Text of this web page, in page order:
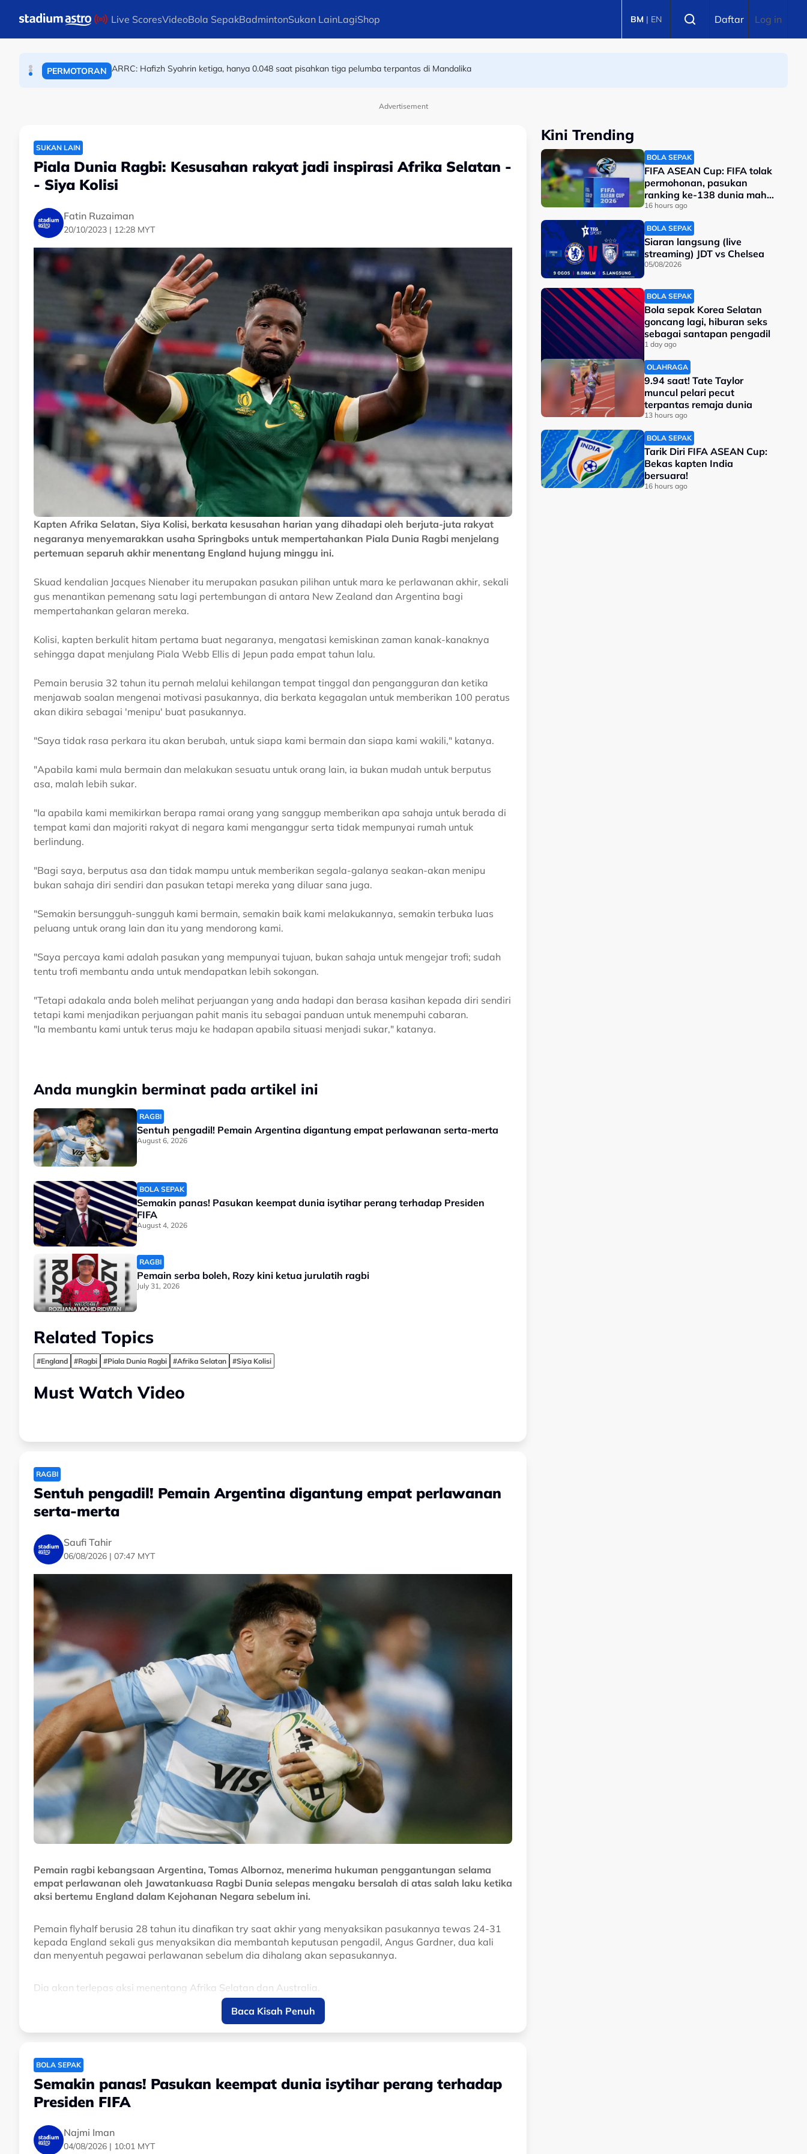
Live ScoresVideoBola SepakBadmintonSukan LainLagiShop BM | EN Daftar Log in
PERMOTORAN
ANGKAT BERAT Angkat berat rayu dipertandingkan dalam MSSM
Advertisement
SUKAN LAIN
Piala Dunia Ragbi: Kesusahan rakyat jadi inspirasi Afrika Selatan -
- Siya Kolisi
Fatin Ruzaiman
20/10/2023 | 12:28 MYT
Kapten Afrika Selatan, Siya Kolisi, berkata kesusahan harian yang dihadapi oleh berjuta-juta rakyat
negaranya menyemarakkan usaha Springboks untuk mempertahankan Piala Dunia Ragbi menjelang
pertemuan separuh akhir menentang England hujung minggu ini.
Skuad kendalian Jacques Nienaber itu merupakan pasukan pilihan untuk mara ke perlawanan akhir, sekali
gus menantikan pemenang satu lagi pertembungan di antara New Zealand dan Argentina bagi
mempertahankan gelaran mereka.
Kolisi, kapten berkulit hitam pertama buat negaranya, mengatasi kemiskinan zaman kanak-kanaknya
sehingga dapat menjulang Piala Webb Ellis di Jepun pada empat tahun lalu.
Pemain berusia 32 tahun itu pernah melalui kehilangan tempat tinggal dan pengangguran dan ketika
menjawab soalan mengenai motivasi pasukannya, dia berkata kegagalan untuk memberikan 100 peratus
akan dikira sebagai 'menipu' buat pasukannya.
"Saya tidak rasa perkara itu akan berubah, untuk siapa kami bermain dan siapa kami wakili," katanya.
"Apabila kami mula bermain dan melakukan sesuatu untuk orang lain, ia bukan mudah untuk berputus
asa, malah lebih sukar.
"Ia apabila kami memikirkan berapa ramai orang yang sanggup memberikan apa sahaja untuk berada di
tempat kami dan majoriti rakyat di negara kami menganggur serta tidak mempunyai rumah untuk
berlindung.
"Bagi saya, berputus asa dan tidak mampu untuk memberikan segala-galanya seakan-akan menipu
bukan sahaja diri sendiri dan pasukan tetapi mereka yang diluar sana juga.
"Semakin bersungguh-sungguh kami bermain, semakin baik kami melakukannya, semakin terbuka luas
peluang untuk orang lain dan itu yang mendorong kami.
"Saya percaya kami adalah pasukan yang mempunyai tujuan, bukan sahaja untuk mengejar trofi; sudah
tentu trofi membantu anda untuk mendapatkan lebih sokongan.
"Tetapi adakala anda boleh melihat perjuangan yang anda hadapi dan berasa kasihan kepada diri sendiri
tetapi kami menjadikan perjuangan pahit manis itu sebagai panduan untuk menempuhi cabaran.
"Ia membantu kami untuk terus maju ke hadapan apabila situasi menjadi sukar," katanya.
Anda mungkin berminat pada artikel ini
RAGBI
Sentuh pengadil! Pemain Argentina digantung empat perlawanan serta-merta
August 6, 2026
BOLA SEPAK
Semakin panas! Pasukan keempat dunia isytihar perang terhadap Presiden
FIFA
August 4, 2026
RAGBI
Pemain serba boleh, Rozy kini ketua jurulatih ragbi
July 31, 2026
Related Topics
#England #Ragbi #Piala Dunia Ragbi #Afrika Selatan #Siya Kolisi
Must Watch Video
RAGBI
Sentuh pengadil! Pemain Argentina digantung empat perlawanan
serta-merta
Saufi Tahir
06/08/2026 | 07:47 MYT
Pemain ragbi kebangsaan Argentina, Tomas Albornoz, menerima hukuman penggantungan selama
empat perlawanan oleh Jawatankuasa Ragbi Dunia selepas mengaku bersalah di atas salah laku ketika
aksi bertemu England dalam Kejohanan Negara sebelum ini.
Pemain flyhalf berusia 28 tahun itu dinafikan try saat akhir yang menyaksikan pasukannya tewas 24-31
kepada England sekali gus menyaksikan dia membantah keputusan pengadil, Angus Gardner, dua kali
dan menyentuh pegawai perlawanan sebelum dia dihalang akan sepasukannya.
Dia akan terlepas aksi menentang Afrika Selatan dan Australia.
Tomás Albornoz has been handed a four-match suspension after admitting
misconduct towards match officials following Argentina's Nations Championship
The sanction is a significant blow for Los Pumas, with the flyhalf now set to miss key
fixtures…pic.twitter.com/MChEu4bEFT
Baca Kisah Penuh
BOLA SEPAK
Semakin panas! Pasukan keempat dunia isytihar perang terhadap
Presiden FIFA
Najmi Iman
04/08/2026 | 10:01 MYT
Kini Trending
BOLA SEPAK
FIFA ASEAN Cup: FIFA tolak
permohonan, pasukan
ranking ke-138 dunia mahu
tarik diri?
16 hours ago
BOLA SEPAK
Siaran langsung (live
streaming) JDT vs Chelsea
05/08/2026
BOLA SEPAK
Bola sepak Korea Selatan
goncang lagi, hiburan seks
sebagai santapan pengadil
1 day ago
OLAHRAGA
9.94 saat! Tate Taylor
muncul pelari pecut
terpantas remaja dunia
13 hours ago
BOLA SEPAK
Tarik Diri FIFA ASEAN Cup:
Bekas kapten India
bersuara!
16 hours ago